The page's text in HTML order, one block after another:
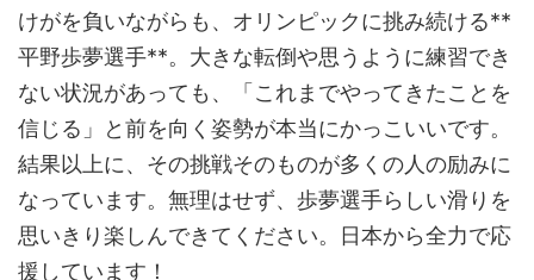
けがを負いながらも、オリンピックに挑み続ける**
平野歩夢選手**。大きな転倒や思うように練習でき
ない状況があっても、「これまでやってきたことを
信じる」と前を向く姿勢が本当にかっこいいです。
結果以上に、その挑戦そのものが多くの人の励みに
なっています。無理はせず、歩夢選手らしい滑りを
思いきり楽しんできてください。日本から全力で応
援しています！